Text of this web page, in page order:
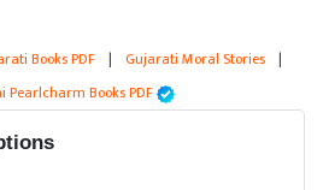
Books PDF | Gujarati Moral Stories |
Pearlcharm Books PDF